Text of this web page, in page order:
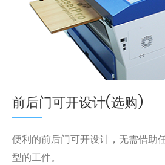
前后门可开设计(选购)
便利的前后门可开设计，无需借助
型的工件。